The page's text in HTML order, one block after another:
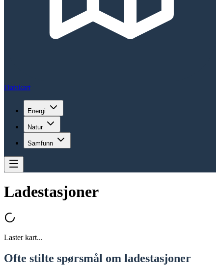
Datakart
Energi
Natur
Samfunn
Ladestasjoner
Laster kart...
Ofte stilte spørsmål om ladestasjoner